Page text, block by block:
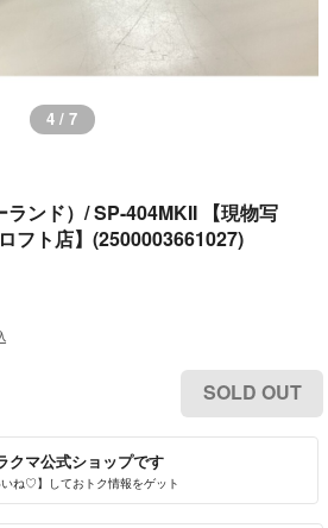
4 / 7
ランド）/ SP-404MKII 【現物写
フト店】(2500003661027)
SOLD OUT
クマ公式ショップです
ね♡】しておトク情報をゲット